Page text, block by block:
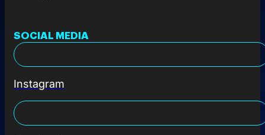
SOCIAL MEDIA
Instagram